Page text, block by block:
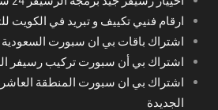
ارقام فنيي تكييف و تبريد في الكويت
اشتراك باقات بي ان سبورت
اشتراك بي أن سبورت تركيب رسيفر
الجديدة